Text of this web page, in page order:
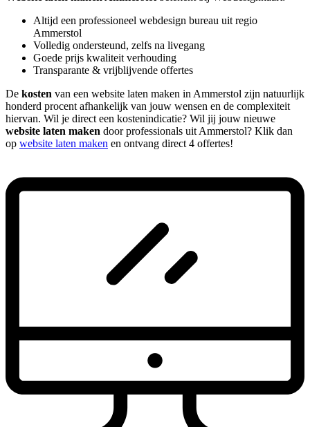
Altijd een professioneel webdesign bureau uit regio
Ammerstol
Volledig ondersteund, zelfs na livegang
Goede prijs kwaliteit verhouding
Transparante & vrijblijvende offertes
De kosten van een website laten maken in Ammerstol zijn natuurlijk
honderd procent afhankelijk van jouw wensen en de complexiteit
hiervan. Wil je direct een kostenindicatie? Wil jij jouw nieuwe
website laten maken door professionals uit Ammerstol? Klik dan
op website laten maken en ontvang direct 4 offertes!